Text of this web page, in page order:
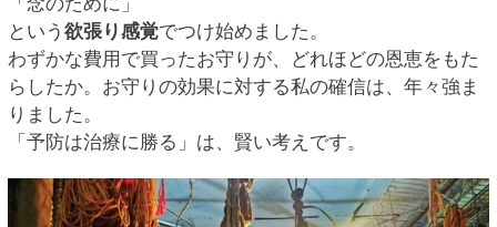
という 欲張り感覚でつけ始めました。
わずかな費用で買ったお守りが、どれほどの恩恵をもた
らしたか。お守りの効果に対する私の確信は、年々強ま
りました。
「予防は治療に勝る」は、賢い考えです。